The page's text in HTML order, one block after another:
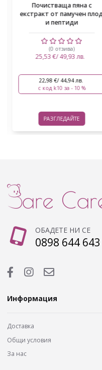
Почистваща пяна с
екстракт от памучен плод
и пептиди
(0 отзива)
25,53 €/ 49,93 лв.
22,98 €/ 44,94 лв.
с код k10 за - 10 %
РАЗГЛЕДАЙТЕ
ОБАДЕТЕ НИ СЕ
0898 644 643
Информация
Доставка
Общи условия
За нас